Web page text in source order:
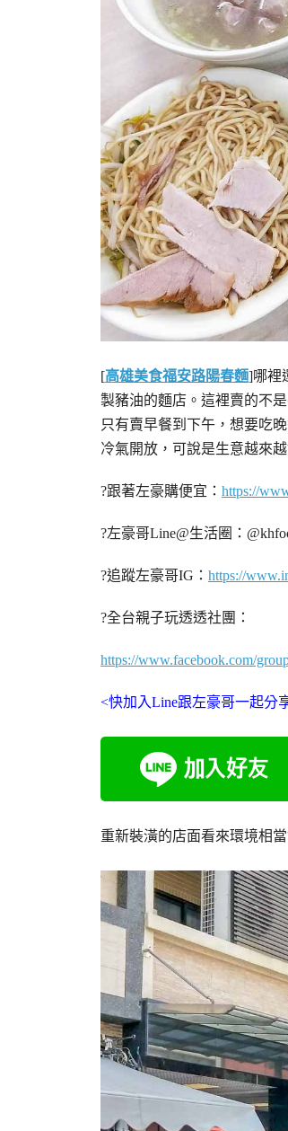
[高雄美食福安路陽春麵]哪裡
製豬油的麵店。這裡賣的不
只有賣早餐到下午，想要吃
冷氣開放，可說是生意越來越
?跟著左豪購便宜： https://
?左豪哥Line@生活圈：
?追蹤左豪哥IG： https://
?全台親子玩透透社團：
https://www.facebook.com/
<快加入Line跟左豪哥一起分
重新裝潢的店面看來環境相